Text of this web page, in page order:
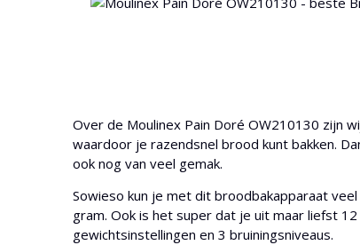
Over de Moulinex Pain Doré OW210130 zijn
waardoor je razendsnel brood kunt bakken.
ook nog van veel gemak.
Sowieso kun je met dit broodbakapparaat
gram. Ook is het super dat je uit maar liefst
gewichtsinstellingen en 3 bruiningsniveaus.